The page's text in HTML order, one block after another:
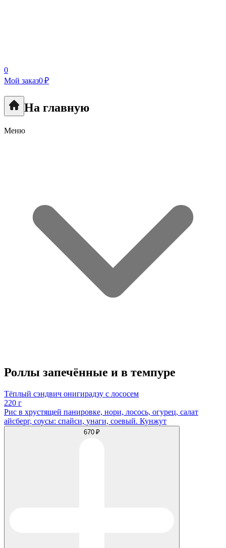
0
Мой заказ0 ₽
На главную
Меню
Роллы запечённые и в темпуре
Тёплый сэндвич онигирадзу с лососем
220 г
Рис в хрустящей панировке, нори, лосось, огурец, салат
айсберг, соусы: спайси, унаги, соевый. Кунжут
670 ₽